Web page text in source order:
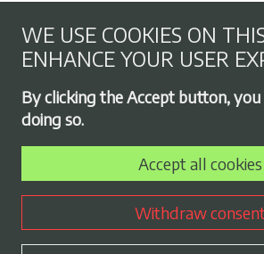
Footer menu
Cookies policy
Privacy Policy
Employment exchange
Contract profile
WE USE COOKIES ON
ENHANCE YOUR USER
By clicking the Accept button,
doing so.
Accept all cookies
Withdraw consent